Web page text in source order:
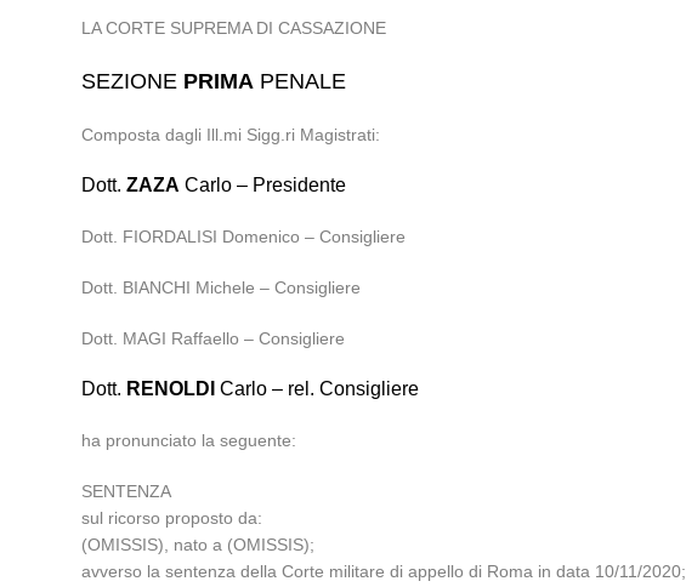
LA CORTE SUPREMA DI CASSAZIONE
SEZIONE PRIMA PENALE
Composta dagli Ill.mi Sigg.ri Magistrati:
Dott.ZAZA Carlo – Presidente
Dott. FIORDALISI Domenico – Consigliere
Dott. BIANCHI Michele – Consigliere
Dott. MAGI Raffaello – Consigliere
Dott. RENOLDI Carlo – rel. Consigliere
ha pronunciato la seguente:
SENTENZA
sul ricorso proposto da:
(OMISSIS), nato a (OMISSIS);
avverso la sentenza della Corte militare di appello di Roma in data 10/11/2020;